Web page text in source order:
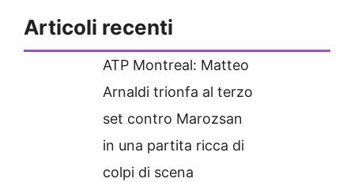
Articoli recenti
ATP Montreal: Matteo
Arnaldi trionfa al terzo
set contro Marozsan
in una partita ricca di
colpi di scena